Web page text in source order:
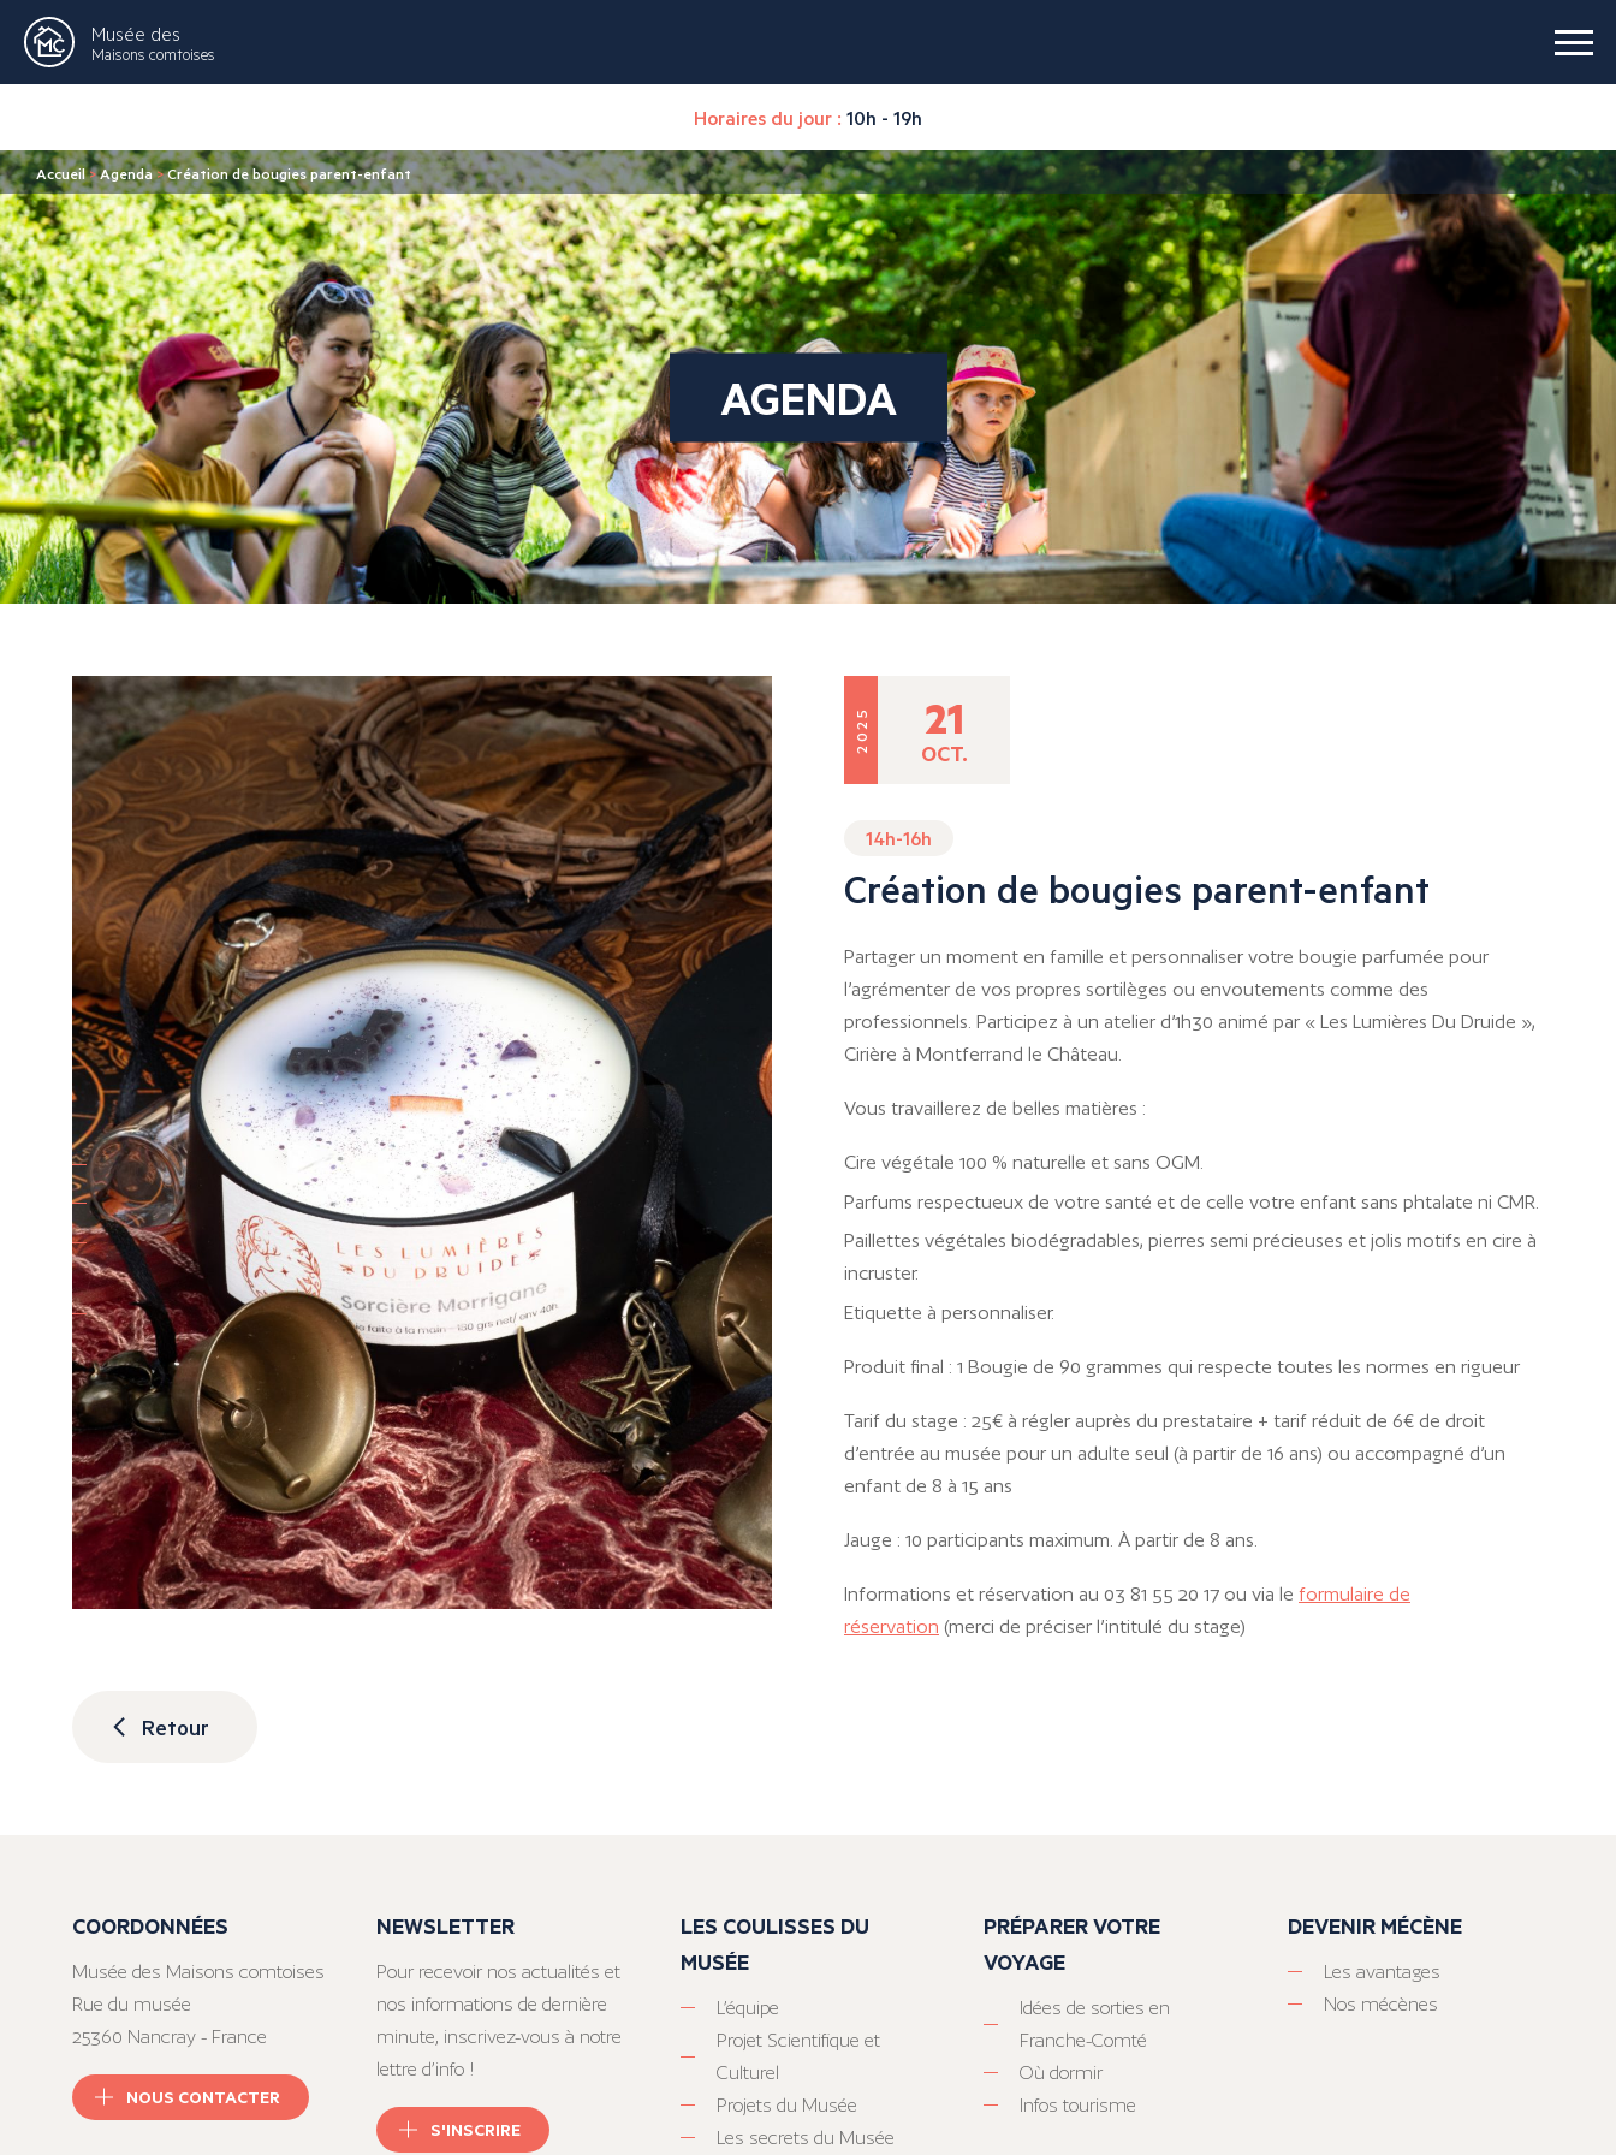
Musée des
Maisons comtoises
Horaires du jour : 10h - 19h
Accueil>Agenda>Création de bougies parent-enfant
AGENDA
2025 21
OCT.
14h-16h
Création de bougies parent-enfant
Partager un moment en famille et personnaliser votre bougie parfumée pour
l’agrémenter de vos propres sortilèges ou envoutements comme des
professionnels. Participez à un atelier d’1h30 animé par « Les Lumières Du Druide »,
Cirière à Montferrand le Château.
Vous travaillerez de belles matières :
Cire végétale 100 % naturelle et sans OGM.
Parfums respectueux de votre santé et de celle votre enfant sans phtalate ni CMR.
Paillettes végétales biodégradables, pierres semi précieuses et jolis motifs en cire à
incruster.
Etiquette à personnaliser.
Produit final : 1 Bougie de 90 grammes qui respecte toutes les normes en rigueur
Tarif du stage : 25€ à régler auprès du prestataire + tarif réduit de 6€ de droit
d’entrée au musée pour un adulte seul (à partir de 16 ans) ou accompagné d’un
enfant de 8 à 15 ans
Jauge : 10 participants maximum. À partir de 8 ans.
Informations et réservation au 03 81 55 20 17 ou via le formulaire de
réservation (merci de préciser l’intitulé du stage)
Retour
COORDONNÉES
Musée des Maisons comtoises
Rue du musée
25360 Nancray - France
NOUS CONTACTER
NEWSLETTER
Pour recevoir nos actualités et
nos informations de dernière
minute, inscrivez-vous à notre
lettre d’info !
S'INSCRIRE
LES COULISSES DU
MUSÉE
L’équipe
Projet Scientifique et
Culturel
Projets du Musée
Les secrets du Musée
PRÉPARER VOTRE
VOYAGE
Idées de sorties en
Franche-Comté
Où dormir
Infos tourisme
DEVENIR MÉCÈNE
Les avantages
Nos mécènes